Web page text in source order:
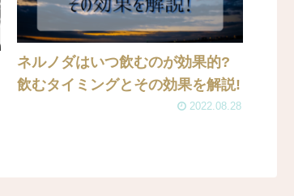
ネルノダはいつ飲むのが効果的?
飲むタイミングとその効果を解説!
2022.08.28